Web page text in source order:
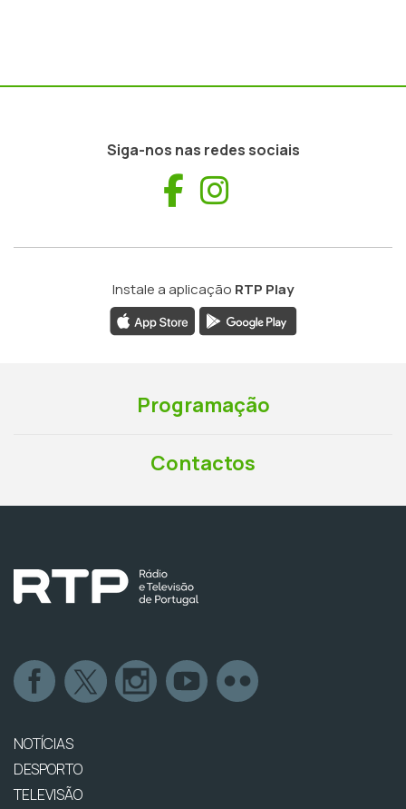
Siga-nos nas redes sociais
Facebook
Instale a aplicação RTP Play
Programação
Contactos
NOTÍCIAS
DESPORTO
TELEVISÃO